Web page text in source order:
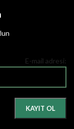
E-mail adresi: